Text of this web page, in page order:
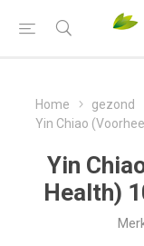
Home gezond
Yin Chiao
Yin
Health)